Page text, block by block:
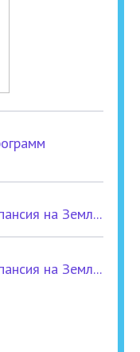
на Земл...
на Земл...